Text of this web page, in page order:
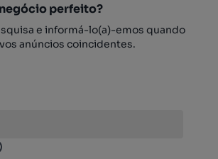
perfeito?
e informá-lo(a)-emos quando
anúncios coincidentes.
de pesquisa